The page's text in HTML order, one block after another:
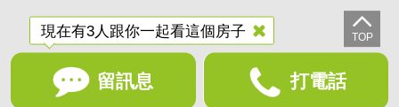
現在有3人跟你一起看這個房子
留訊息 打電話